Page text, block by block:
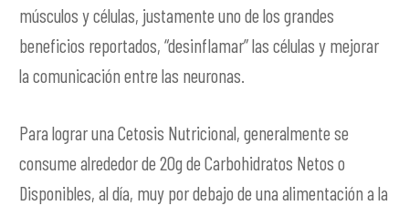
músculos y células, justamente uno de los grandes
beneficios reportados, “desinflamar” las células y mejorar
la comunicación entre las neuronas.
Para lograr una Cetosis Nutricional, generalmente se
consume alrededor de 20g de Carbohidratos Netos o
Disponibles, al día, muy por debajo de una alimentación a la